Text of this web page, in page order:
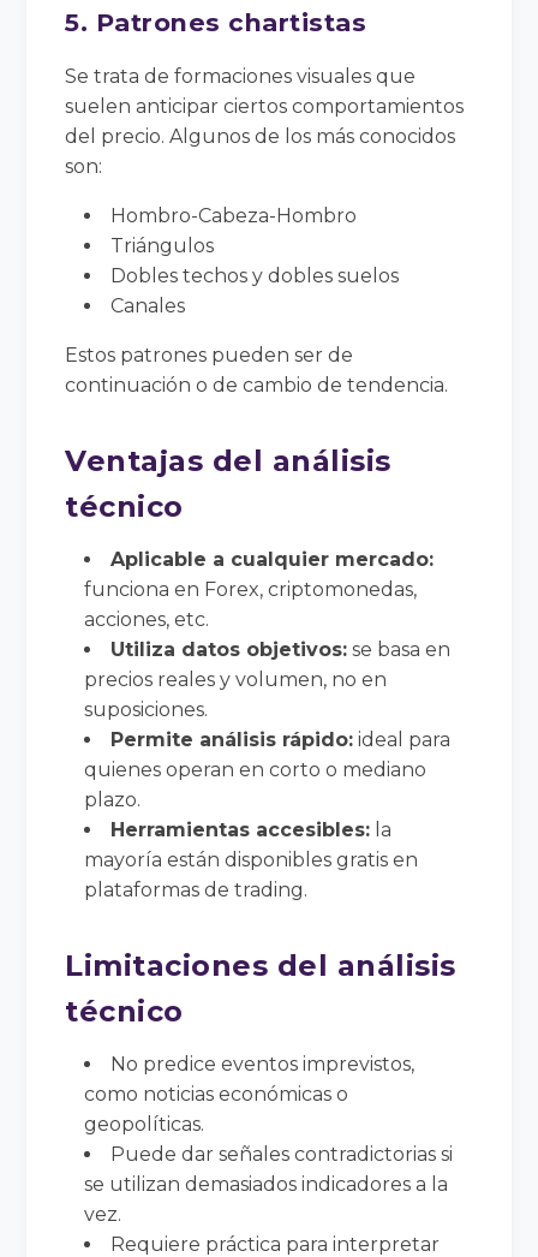
5. Patrones chartistas
Se trata de formaciones visuales que
suelen anticipar ciertos comportamientos
del precio. Algunos de los más conocidos
son:
Hombro-Cabeza-Hombro
Triángulos
Dobles techos y dobles suelos
Canales
Estos patrones pueden ser de
continuación o de cambio de tendencia.
Ventajas del análisis
técnico
Aplicable a cualquier mercado:
funciona en Forex, criptomonedas,
acciones, etc.
Utiliza datos objetivos: se basa en
precios reales y volumen, no en
suposiciones.
Permite análisis rápido: ideal para
quienes operan en corto o mediano
plazo.
Herramientas accesibles: la
mayoría están disponibles gratis en
plataformas de trading.
Limitaciones del análisis
técnico
No predice eventos imprevistos,
como noticias económicas o
geopolíticas.
Puede dar señales contradictorias si
se utilizan demasiados indicadores a la
vez.
Requiere práctica para interpretar